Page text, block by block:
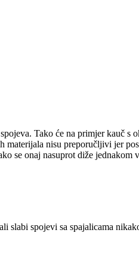
Tako će na primjer kauč
nisu preporučljivi jer
se onaj nasuprot diže
spojevi sa spajalicama